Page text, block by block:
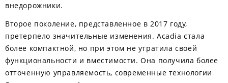
внедорожники.
Второе поколение, представленное в 2017 году,
претерпело значительные изменения. Acadia стала
более компактной, но при этом не утратила своей
функциональности и вместимости. Она получила более
отточенную управляемость, современные технологии